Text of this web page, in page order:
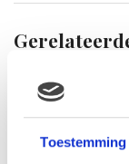
Toestemming